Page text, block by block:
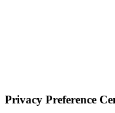
Privacy Preference